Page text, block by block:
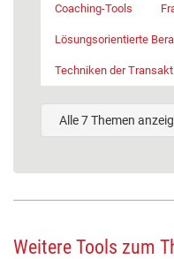
Coaching-Tools
Lösungsorientierte
Techniken der
Alle 7 Themen
Weitere Tools zum